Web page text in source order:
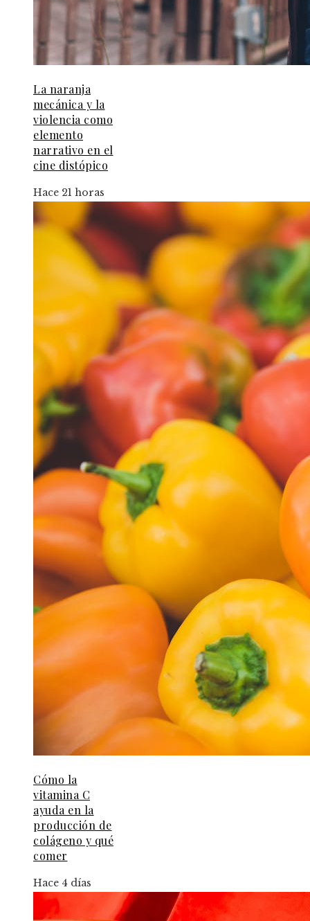
La naranja
mecánica y la
violencia como
elemento
narrativo en el
cine distópico
Hace 21 horas
Cómo la
vitamina C
ayuda en la
producción de
colágeno y qué
comer
Hace 4 días